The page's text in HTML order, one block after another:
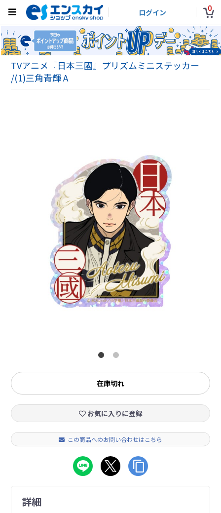
ログイン 0
TVアニメ『日本三國』プリズムミニステッカー
/(1)三角青輝 A
在庫切れ
お気に入りに登録
この商品へのお問い合わせはこちら
詳細